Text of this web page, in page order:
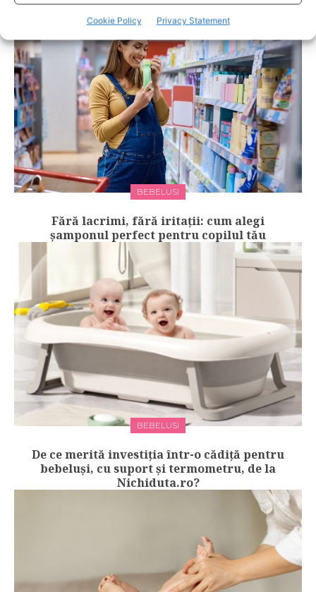
Cookie Policy Privacy Statement
BEBELUSI
Fără lacrimi, fără iritații: cum alegi
șamponul perfect pentru copilul tău
BEBELUSI
De ce merită investiția într-o cădiță pentru
bebeluși, cu suport și termometru, de la
Nichiduta.ro?